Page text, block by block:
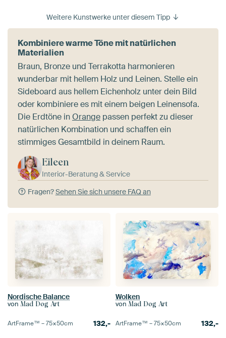
Weitere Kunstwerke unter diesem Tipp
Kombiniere warme Töne mit natürlichen
Materialien
Braun, Bronze und Terrakotta harmonieren
wunderbar mit hellem Holz und Leinen. Stelle ein
Sideboard aus hellem Eichenholz unter dein Bild
oder kombiniere es mit einem beigen Leinensofa.
Die Erdtöne inOrange passen perfekt zu dieser
natürlichen Kombination und schaffen ein
stimmiges Gesamtbild in deinem Raum.
Eileen
Interior-Beratung & Service
Fragen?Sehen Sie sich unsere FAQ an
Nordische Balance
von Mad Dog Art
ArtFrame™ –75×50cm 132,-
Wolken
von Mad Dog Art
ArtFrame™ –75×50cm 132,-